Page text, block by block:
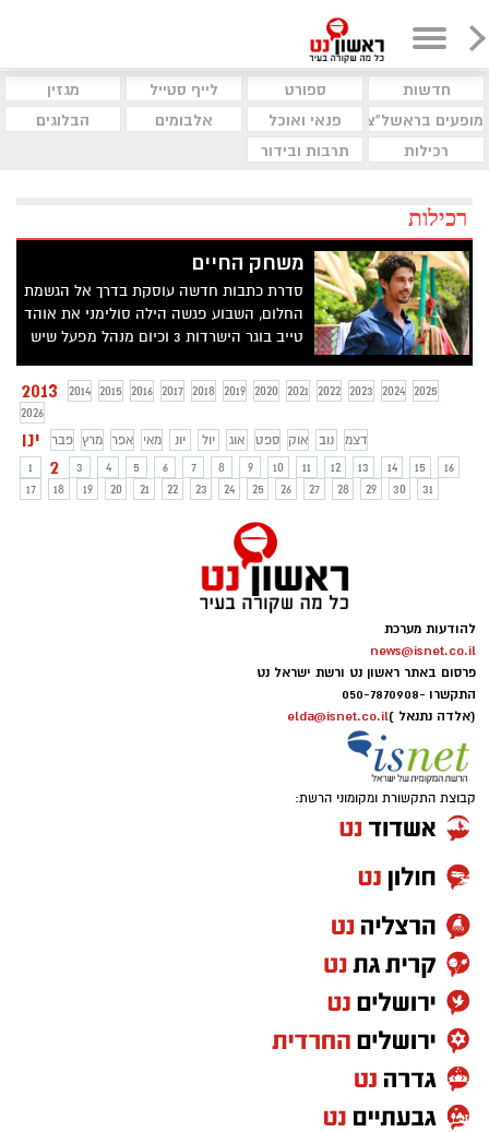
חדשות ספורט לייף סטייל
מגזין
מופעים בראשל"צ
פנאי ואוכל אלבומים
הבלוגים
רכילות
תרבות ובידור
רכילות
משחק החיים
סדרת כתבות חדשה עוסקת בדרך אל הגשמת
החלום, השבוע פגשה הילה סולימני את אוהד
טייב בוגר הישרדות 3 וכיום מנהל מפעל שיש
2013 2014 2015 2016 2017 2018 2019 2020 2021 2022 2023 2024 2025
2026
ינו פבר מרץ אפר מאי יונ יול אוג ספט אוק נוב
דצמ
1
2 3 4 5 6 7 8 9 10 11 12 13 14 15
16
17
18 19 20 21 22 23 24 25 26 27 28 29 30 31
להודעות מערכת
news@isnet.co.il
פרסום באתר ראשון נט ורשת ישראל נט
התקשרו -050-7870908
(אלדה נתנאל )elda@isnet.co.il
קבוצת התקשורת ומקומוני הרשת: